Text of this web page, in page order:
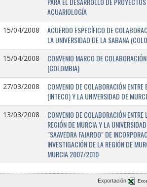
ACUARIOLOGÍA
15/04/2008
ACUERDO ESPECÍFICO DE
LA UNIVERSIDAD DE LA SABANA
15/04/2008
CONVENIO MARCO DE
(COLOMBIA)
27/03/2008
CONVENIO DE COLABORACIÓN
(INTECO) Y LA UNIVERSIDAD DE
13/03/2008
CONVENIO DE COLABORACIÓN
REGIÓN DE MURCIA Y LA
"SAAVEDRA FAJARDO" DE
INVESTIGACIÓN DE LA REGIÓN DE
MURCIA 2007/2010
Exportación